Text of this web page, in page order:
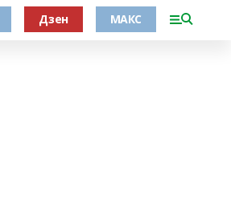
Дзен МАКС